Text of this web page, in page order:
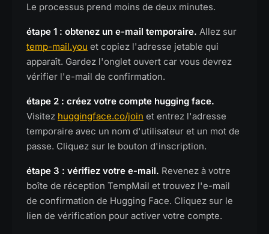
Le processus prend moins de deux minutes.
étape 1 : obtenez un e-mail temporaire. Allez sur
temp-mail.you et copiez l'adresse jetable qui
apparaît. Gardez l'onglet ouvert car vous devrez
vérifier l'e-mail de confirmation.
étape 2 : créez votre compte hugging face.
Visitez huggingface.co/join et entrez l'adresse
temporaire avec un nom d'utilisateur et un mot de
passe. Cliquez sur le bouton d'inscription.
étape 3 : vérifiez votre e-mail. Revenez à votre
boîte de réception TempMail et trouvez l'e-mail
de confirmation de Hugging Face. Cliquez sur le
lien de vérification pour activer votre compte.